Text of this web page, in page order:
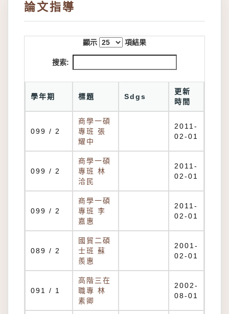
論文指導
顯示 項結果
搜索:
學年期 標題 Sdgs
更新
時間
099 / 2
商學一碩
專班 張
耀中
2011-
02-01
099 / 2
商學一碩
專班 林
洽民
2011-
02-01
099 / 2
商學一碩
專班 李
嘉惠
2011-
02-01
089 / 2
國貿二碩
士班 蘇
羨惠
2001-
02-01
091 / 1
高階三在
職專 林
素卿
2002-
08-01